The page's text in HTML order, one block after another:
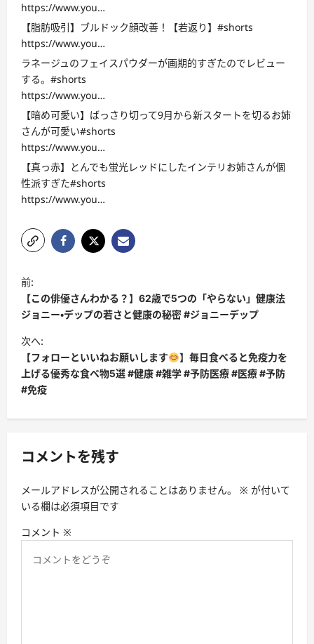
https://www.you…
【脂肪吸引】ブルドック顔改善！【若返り】#shorts
https://www.you…
ラネージュのフェイスパウダーが画期的すぎたのでレビュー
する。#shorts
https://www.you…
【暗め可愛い】ばっさり切って9月から新スタートを切るお姉
さんが可愛い#shorts
https://www.you…
【真っ赤】とんでも蛍光レッドにしたインテリお姉さんが個
性派すぎた#shorts
https://www.you…
投
稿
ナ
ビ
ゲ
ー
ン
前:
【この俳優さんわかる？】62歳で5つの「やらない」健康法
ジョニー・デップの若さと健康の秘密 #ジョニーデップ
次へ:
【フォローといいねお願いします
】毎日食べると免疫力を
上げる優秀な食べ物5選 #健康 #雑学 #予防医療 #医療 #予防
#免疫
コメントを残す
メールアドレスが公開されることはありません。 ※ が付いて
いる欄は必須項目です
コメント ※